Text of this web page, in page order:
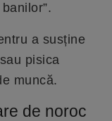
a susține
pisica
muncă.
de noroc